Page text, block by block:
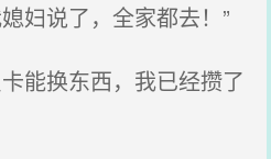
妇说了，全家都去！”
能换东西，我已经攒了